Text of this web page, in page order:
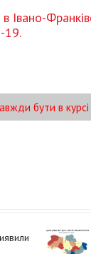
Івано-
19.
бути в курсі